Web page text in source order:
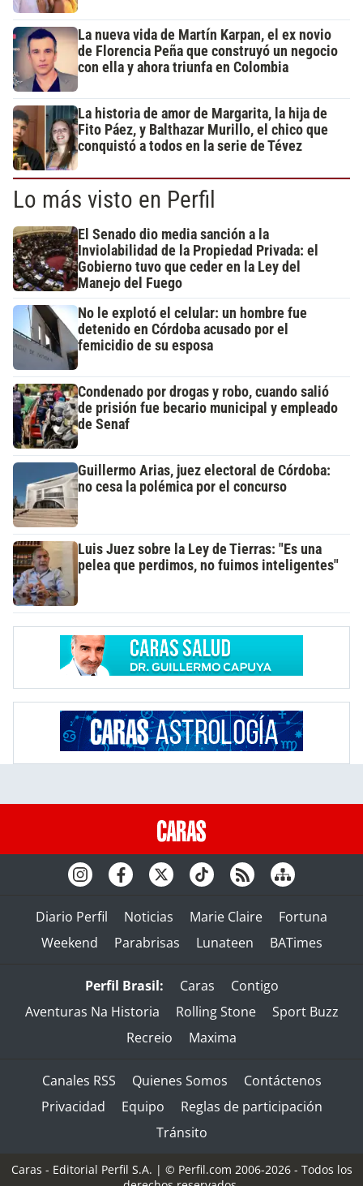
La nueva vida de Martín Karpan, el ex novio
de Florencia Peña que construyó un negocio
con ella y ahora triunfa en Colombia
La historia de amor de Margarita, la hija de
Fito Páez, y Balthazar Murillo, el chico que
conquistó a todos en la serie de Tévez
Lo más visto en Perfil
El Senado dio media sanción a la
Inviolabilidad de la Propiedad Privada: el
Gobierno tuvo que ceder en la Ley del
Manejo del Fuego
No le explotó el celular: un hombre fue
detenido en Córdoba acusado por el
femicidio de su esposa
Condenado por drogas y robo, cuando salió
de prisión fue becario municipal y empleado
de Senaf
Guillermo Arias, juez electoral de Córdoba:
no cesa la polémica por el concurso
Luis Juez sobre la Ley de Tierras: "Es una
pelea que perdimos, no fuimos inteligentes"
Diario Perfil Noticias Marie Claire
Fortuna
Weekend
Parabrisas Lunateen BATimes
Perfil Brasil: Caras
Contigo
Aventuras Na Historia
Rolling Stone
Sport Buzz
Recreio
Maxima
Canales RSS Quienes Somos
Contáctenos
Privacidad
Equipo
Reglas de participación
Tránsito
Caras - Editorial Perfil S.A. | © Perfil.com 2006-2026 - Todos los